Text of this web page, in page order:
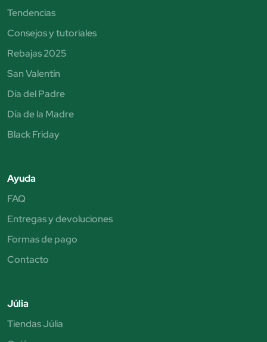
Tendencias
Consejos y tutoriales
Rebajas 2025
San Valentín
Día del Padre
Día de la Madre
Black Friday
Ayuda
FAQ
Entregas y devoluciones
Formas de pago
Contacto
Júlia
Tiendas Júlia